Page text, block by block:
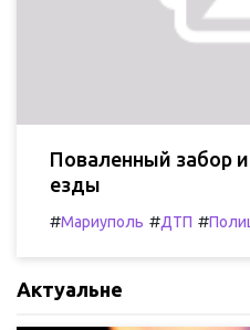
Поваленный забор
езды
#Мариуполь #ДТП #
Актуальне